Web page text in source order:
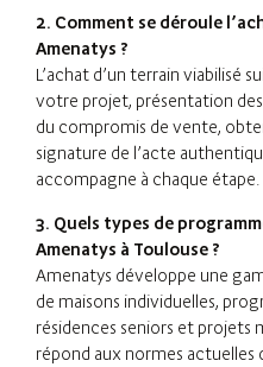
2. Comment se déroule
Amenatys ?
L’achat d’un terrain viabilisé
votre projet, présentation
du compromis de vente,
signature de l’acte
accompagne à chaque étape.
3. Quels types de
Amenatys à Toulouse ?
Amenatys développe une
de maisons individuelles,
résidences seniors et projets
répond aux normes